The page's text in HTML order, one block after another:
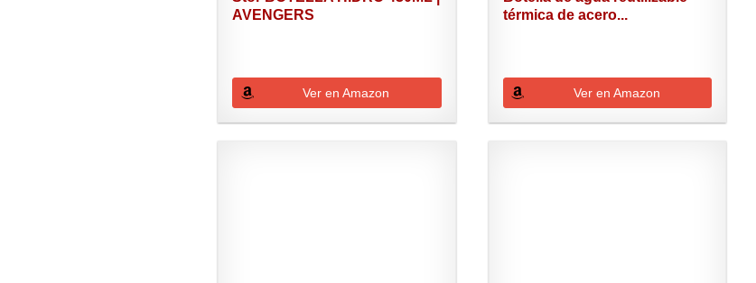
AVENGERS
Ver en Amazon
térmica de acero...
Ver en Amazon